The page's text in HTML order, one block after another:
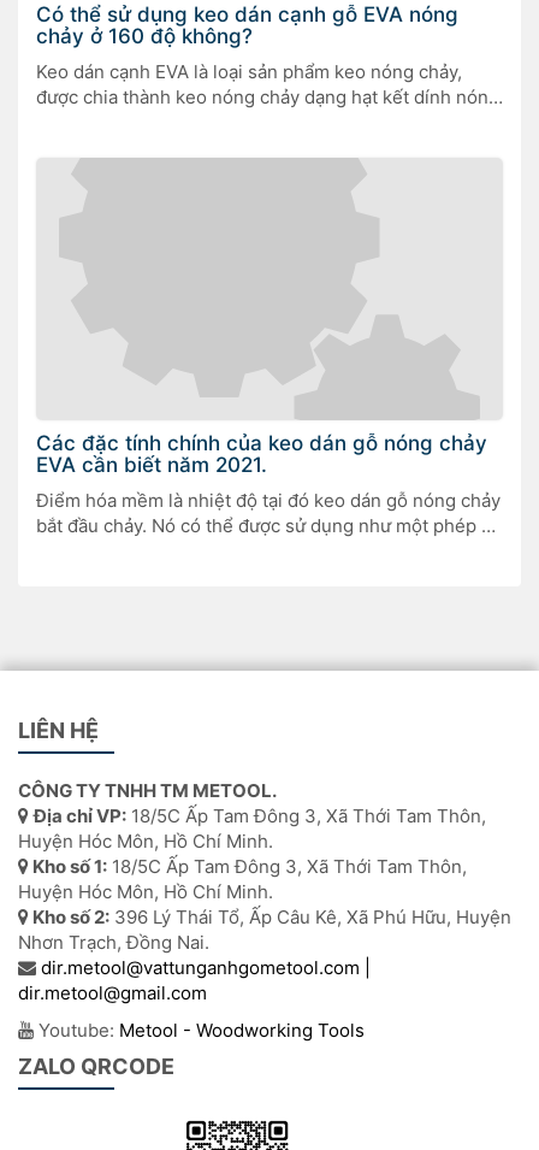
Có thể sử dụng keo dán cạnh gỗ EVA nóng
chảy ở 160 độ không?
Keo dán cạnh EVA là loại sản phẩm keo nóng chảy,
được chia thành keo nóng chảy dạng hạt kết dính nóng
Các đặc tính chính của keo dán gỗ nóng chảy
EVA cần biết năm 2021.
Điểm hóa mềm là nhiệt độ tại đó keo dán gỗ nóng chảy
bắt đầu chảy. Nó có thể được sử dụng như một phép đo
LIÊN HỆ
CÔNG TY TNHH TM METOOL.
Địa chỉ VP: 18/5C Ấp Tam Đông 3, Xã Thới Tam Thôn,
Huyện Hóc Môn, Hồ Chí Minh.
Kho số 1: 18/5C Ấp Tam Đông 3, Xã Thới Tam Thôn,
Huyện Hóc Môn, Hồ Chí Minh.
Kho số 2: 396 Lý Thái Tổ, Ấp Câu Kê, Xã Phú Hữu, Huyện
Nhơn Trạch, Đồng Nai.
dir.metool@vattunganhgometool.com |
dir.metool@gmail.com
Youtube: Metool - Woodworking Tools
ZALO QRCODE